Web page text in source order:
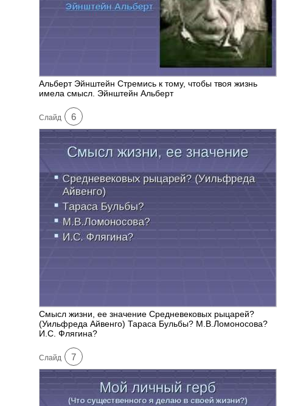
Альберт Эйнштейн Стремись к тому, чтобы твоя жизнь
имела смысл. Эйнштейн Альберт
Cлайд 6
Смысл жизни, ее значение Средневековых рыцарей?
(Уильфреда Айвенго) Тараса Бульбы? М.В.Ломоносова?
И.С. Флягина?
Cлайд 7